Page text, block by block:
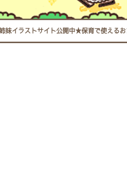
妹イラストサイト公開中★保育で使える